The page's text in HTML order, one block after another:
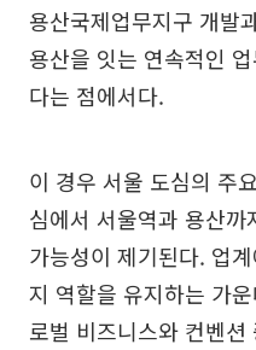
용산국제업무지구 개발
용산을 잇는 연속적인
다는 점에서다.
이 경우 서울 도심의 주
심에서 서울역과 용산
가능성이 제기된다. 업
지 역할을 유지하는 가
로벌 비즈니스와 컨벤